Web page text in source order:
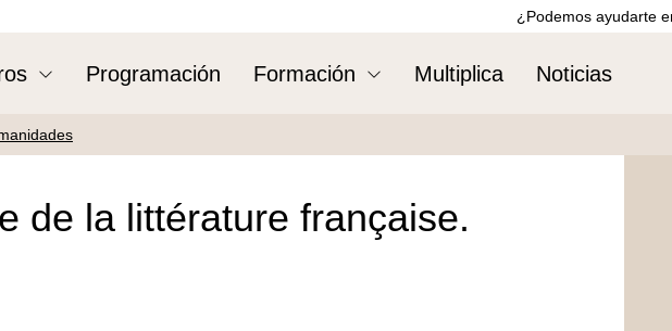
¿Podemos ayudarte
Programación Formación Multiplica Noticias
de la littérature française.